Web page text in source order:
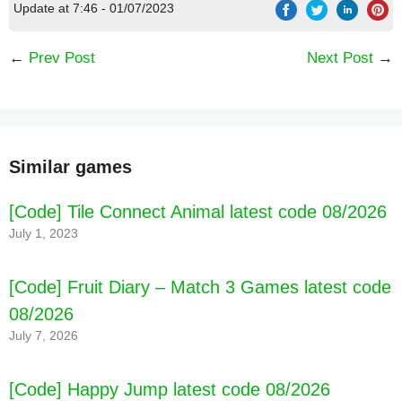
1. ng tuết siệt đương Full combo Hoàng Kim
Update at 7:46 - 01/07/2023
← Prev Post Next Post →
Similar games
[Code] Tile Connect Animal latest code 08/2026
July 1, 2023
[Code] Fruit Diary – Match 3 Games latest code
08/2026
July 7, 2026
[Code] Happy Jump latest code 08/2026